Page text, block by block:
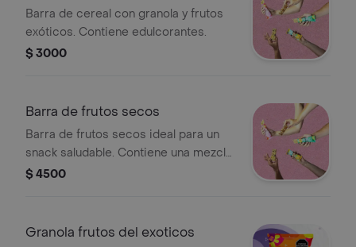
Barra de cereal con granola y frutos
exóticos. Contiene edulcorantes.
$ 3000
Barra de frutos secos
Barra de frutos secos ideal para un
snack saludable. Contiene una mezcla
de nueces y semillas.
$ 4500
Granola frutos del exoticos